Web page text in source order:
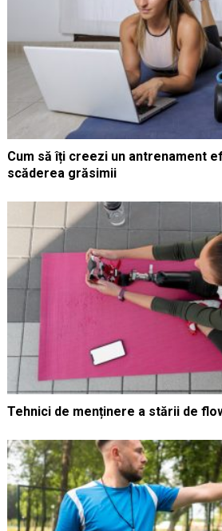
Cum să îți creezi un antrenament
scăderea grăsimii
Tehnici de menținere a stării de